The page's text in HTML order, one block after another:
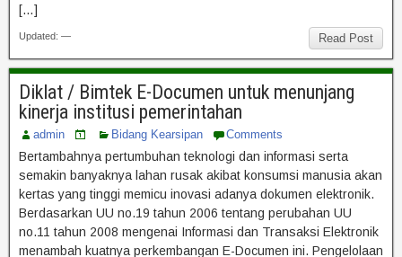
[…]
Read Post
Updated: —
Diklat / Bimtek E-Documen untuk menunjang
kinerja institusi pemerintahan
admin Bidang Kearsipan Comments
Bertambahnya pertumbuhan teknologi dan informasi serta
semakin banyaknya lahan rusak akibat konsumsi manusia akan
kertas yang tinggi memicu inovasi adanya dokumen elektronik.
Berdasarkan UU no.19 tahun 2006 tentang perubahan UU
no.11 tahun 2008 mengenai Informasi dan Transaksi Elektronik
menambah kuatnya perkembangan E-Documen ini. Pengelolaan